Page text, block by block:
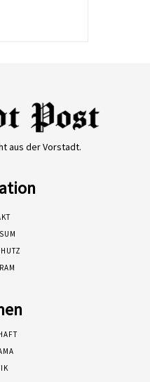
aus der Vorstadt.